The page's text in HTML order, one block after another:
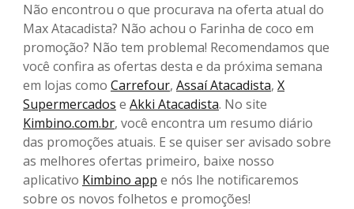
Não encontrou o que procurava na oferta atual do
Max Atacadista? Não achou o Farinha de coco em
promoção? Não tem problema! Recomendamos que
você confira as ofertas desta e da próxima semana
em lojas como Carrefour, Assaí Atacadista, X
Supermercados e Akki Atacadista. No site
Kimbino.com.br, você encontra um resumo diário
das promoções atuais. E se quiser ser avisado sobre
as melhores ofertas primeiro, baixe nosso
aplicativo Kimbino app e nós lhe notificaremos
sobre os novos folhetos e promoções!